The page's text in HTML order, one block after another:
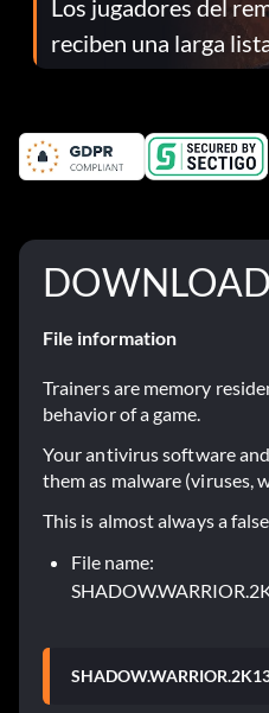
Los jugadores del
reciben una larga
el parche 1.0.4
DOWNLOAD
File information
Trainers are memory
behavior of a game.
Your antivirus software
them as malware (viruses,
This is almost always a
File name: